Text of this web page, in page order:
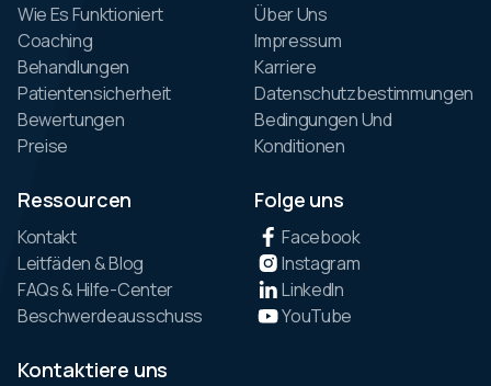
Wie Es Funktioniert
Coaching
Behandlungen
Patientensicherheit
Bewertungen
Preise
Über Uns
Impressum
Karriere
Datenschutzbestimmungen
Bedingungen Und
Konditionen
Ressourcen
Kontakt
Leitfäden & Blog
FAQs & Hilfe-Center
Beschwerdeausschuss
Folge uns
Facebook
Instagram
LinkedIn
YouTube
Kontaktiere uns